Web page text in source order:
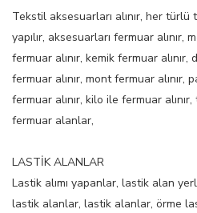
Tekstil aksesuarları alınır, her türlü
yapılır, aksesuarları fermuar alınır,
fermuar alınır, kemik fermuar
fermuar alınır, mont fermuar alınır,
fermuar alınır, kilo ile fermuar
fermuar alanlar,
LASTİK ALANLAR
Lastik alımı yapanlar, lastik alan
lastik alanlar, lastik alanlar, örme